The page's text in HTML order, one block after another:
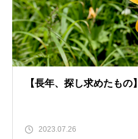
【長年、探し求めたもの】
2023.07.26